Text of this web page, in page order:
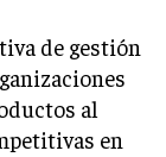
de gestión
al
en